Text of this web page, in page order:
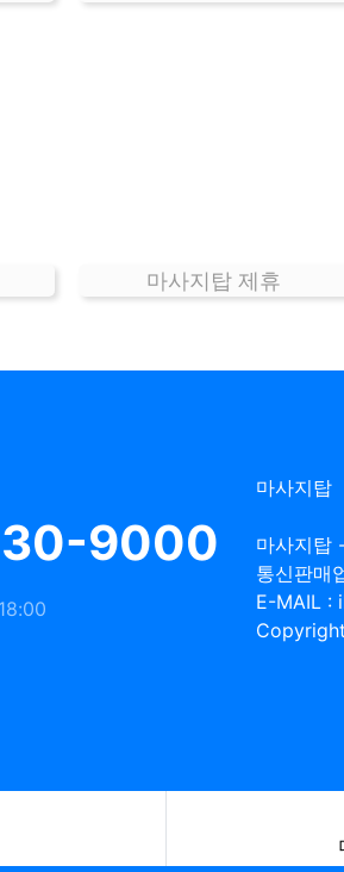
마사지탑 제휴
9000
마사지탑
마사지탑
통신판매
E-MAIL :